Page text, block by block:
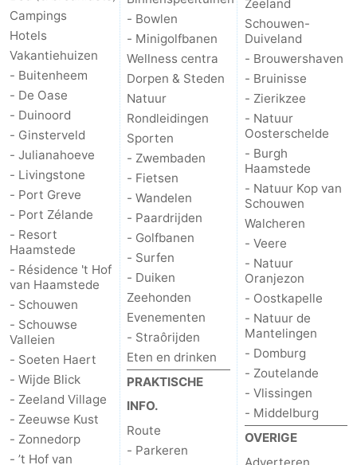
Campings
Hotels
Vakantiehuizen
- Buitenheem
- De Oase
- Duinoord
- Ginsterveld
- Julianahoeve
- Livingstone
- Port Greve
- Port Zélande
- Resort
Haamstede
- Résidence 't Hof
van Haamstede
- Schouwen
- Schouwse
Valleien
- Soeten Haert
- Wijde Blick
- Zeeland Village
- Zeeuwse Kust
- Zonnedorp
- ’t Hof van
- Bowlen
- Minigolfbanen
Wellness centra
Dorpen & Steden
Natuur
Rondleidingen
Sporten
- Zwembaden
- Fietsen
- Wandelen
- Paardrijden
- Golfbanen
- Surfen
- Duiken
Zeehonden
Evenementen
- Straôrijden
Eten en drinken
PRAKTISCHE
INFO.
Route
- Parkeren
Zeeland
Schouwen-
Duiveland
- Brouwershaven
- Bruinisse
- Zierikzee
- Natuur
Oosterschelde
- Burgh
Haamstede
- Natuur Kop van
Schouwen
Walcheren
- Veere
- Natuur
Oranjezon
- Oostkapelle
- Natuur de
Mantelingen
- Domburg
- Zoutelande
- Vlissingen
- Middelburg
OVERIGE